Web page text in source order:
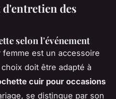
des
selon l'événement
femme est un accessoire
doit être adapté à
cuir pour occasions
se distingue par son